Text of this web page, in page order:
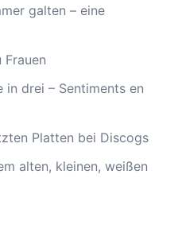
galten – eine
Frauen
in drei – Sentiments en
Platten bei Discogs
alten, kleinen, weißen